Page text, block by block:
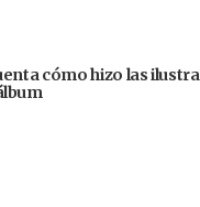
cómo hizo las